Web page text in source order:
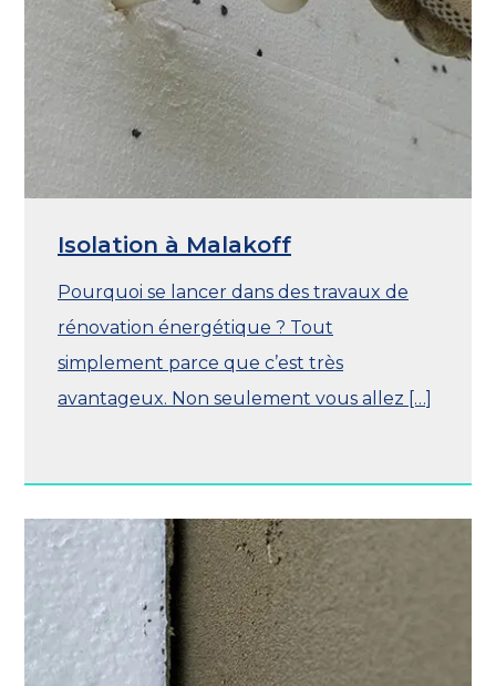
Isolation à Malakoff
Pourquoi se lancer dans des travaux de
rénovation énergétique ? Tout
simplement parce que c’est très
avantageux. Non seulement vous allez […]